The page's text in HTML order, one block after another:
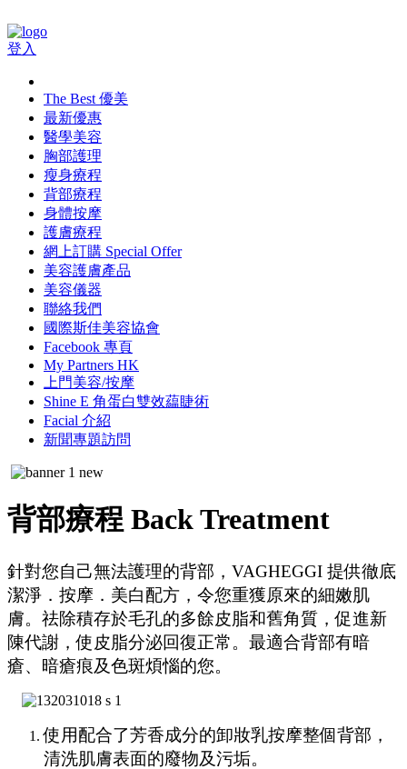
登入
The Best 優美
最新優惠
醫學美容
胸部護理
瘦身療程
背部療程
身體按摩
護膚療程
網上訂購 Special Offer
美容護膚產品
美容儀器
聯絡我們
國際斯佳美容協會
Facebook 專頁
My Partners HK
上門美容/按摩
Shine E 角蛋白雙效藴睫術
Facial 介紹
新聞專題訪問
背部療程 Back Treatment
針對您自己無法護理的背部，VAGHEGGI 提供徹底
潔淨．按摩．美白配方，令您重獲原來的細嫩肌
膚。祛除積存於毛孔的多餘皮脂和舊角質，促進新
陳代謝，使皮脂分泌回復正常。最適合背部有暗
瘡、暗瘡痕及色斑煩惱的您。
使用配合了芳香成分的卸妝乳按摩整個背部，
清洗肌膚表面的廢物及污垢。